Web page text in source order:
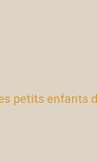
petits enfants